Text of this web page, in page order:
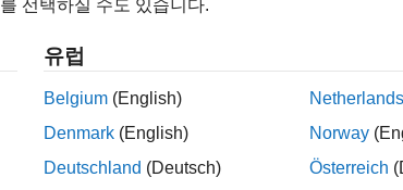
선택하실 수도 있습니다.
유럽
Belgium (English)
Denmark (English)
Deutschland (Deutsch)
Netherlands
Norway
Österreich